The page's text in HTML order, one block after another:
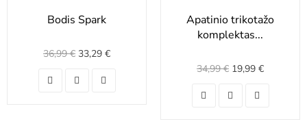
Bodis Spark
36,99 € 33,29 €
Apatinio trikotažo
komplektas...
34,99 € 19,99 €